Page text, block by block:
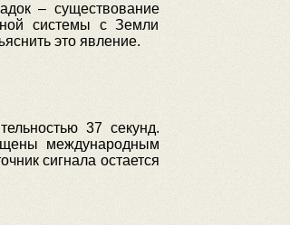
– существование
системы с Земли
это явление.
37 секунд.
международным
сигнала остается